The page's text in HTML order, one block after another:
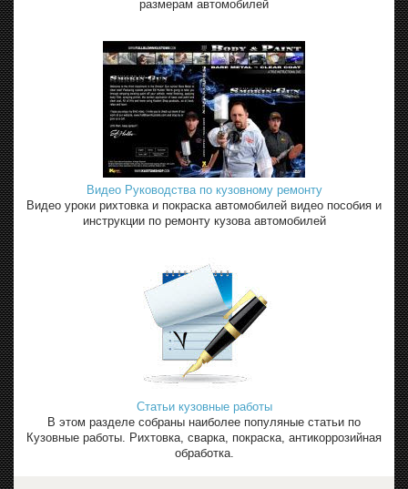
размерам автомобилей
Видео Руководства по кузовному ремонту
Видео уроки рихтовка и покраска автомобилей видео пособия и
инструкции по ремонту кузова автомобилей
Статьи кузовные работы
В этом разделе собраны наиболее популяные статьи по
Кузовные работы. Рихтовка, сварка, покраска, антикоррозийная
обработка.